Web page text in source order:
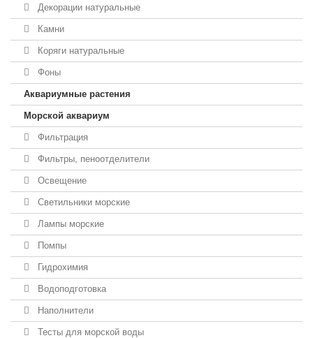
Декорации натуральные
Камни
Коряги натуральные
Фоны
Аквариумные растения
Морской аквариум
Фильтрация
Фильтры, пеноотделители
Освещение
Светильники морские
Лампы морские
Помпы
Гидрохимия
Водоподготовка
Наполнители
Тесты для морской воды